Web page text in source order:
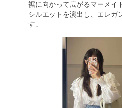
裾に向かって広がるマーメイ
シルエットを演出し、エレガ
す。